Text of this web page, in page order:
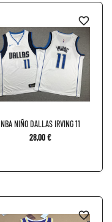
NBA NIÑO DALLAS IRVING 11
28,00 €
favorite_border
favorite_border